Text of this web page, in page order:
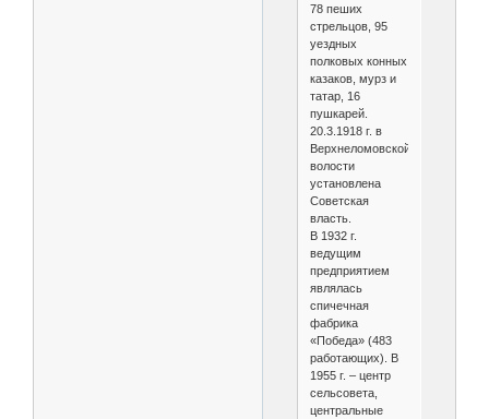
78 пеших
стрельцов, 95
уездных
полковых конных
казаков, мурз и
татар, 16
пушкарей.
20.3.1918 г. в
Верхнеломовской
волости
установлена
Советская
власть.
В 1932 г.
ведущим
предприятием
являлась
спичечная
фабрика
«Победа» (483
работающих). В
1955 г. – центр
сельсовета,
центральные